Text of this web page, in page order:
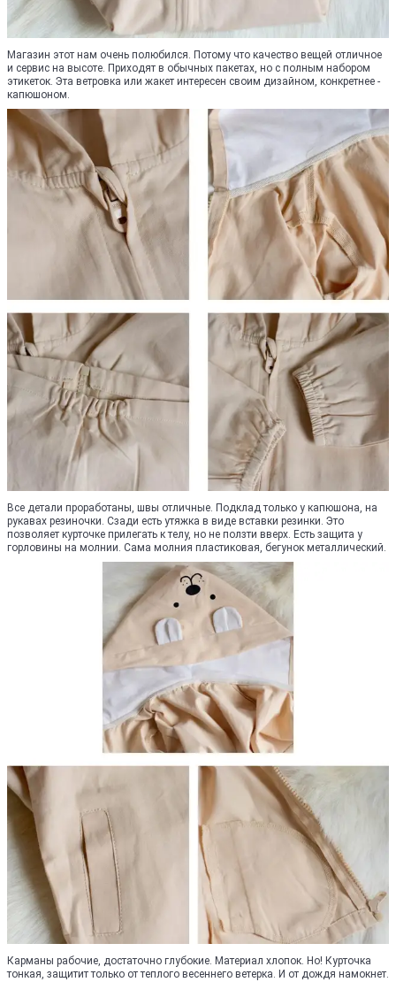
Магазин этот нам очень полюбился. Потому что качество вещей отличное
и сервис на высоте. Приходят в обычных пакетах, но с полным набором
этикеток. Эта ветровка или жакет интересен своим дизайном, конкретнее -
капюшоном.
Все детали проработаны, швы отличные. Подклад только у капюшона, на
рукавах резиночки. Сзади есть утяжка в виде вставки резинки. Это
позволяет курточке прилегать к телу, но не ползти вверх. Есть защита у
горловины на молнии. Сама молния пластиковая, бегунок металлический.
Карманы рабочие, достаточно глубокие. Материал хлопок. Но! Курточка
тонкая, защитит только от теплого весеннего ветерка. И от дождя намокнет.